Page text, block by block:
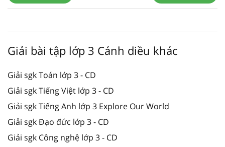
Giải bài tập lớp 3 Cánh diều khác
Giải sgk Toán lớp 3 - CD
Giải sgk Tiếng Việt lớp 3 - CD
Giải sgk Tiếng Anh lớp 3 Explore Our World
Giải sgk Đạo đức lớp 3 - CD
Giải sgk Công nghệ lớp 3 - CD